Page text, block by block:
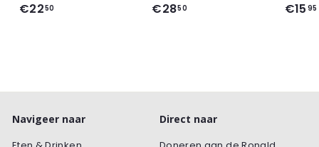
€2250
0
€2850
0
€15 95
Navigeer naar
Direct naar